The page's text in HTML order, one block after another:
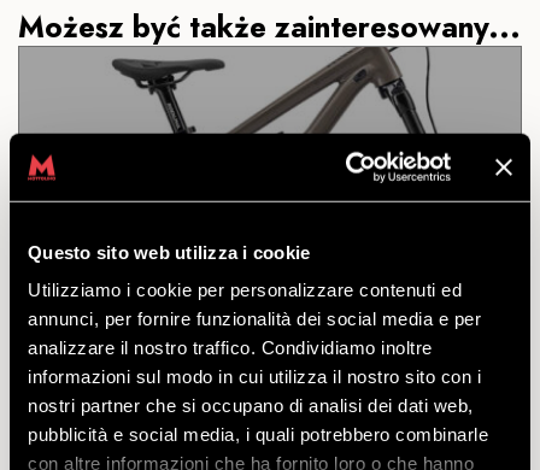
Questo sito web utilizza i cookie
Utilizziamo i cookie per personalizzare contenuti ed
annunci, per fornire funzionalità dei social media e per
analizzare il nostro traffico. Condividiamo inoltre
informazioni sul modo in cui utilizza il nostro sito con i
nostri partner che si occupano di analisi dei dati web,
pubblicità e social media, i quali potrebbero combinarle
con altre informazioni che ha fornito loro o che hanno
Możesz być także zainteresowany...
DH COMMENCAL CLASH
JUNIOR 20
ODKRYĆ
BikePark czeka na Ciebie! Wskakuj na siodełko i
zacznij jeździć jak prawdziwy rider, pośród różnego
typu przeszkód i skoków.
odejść